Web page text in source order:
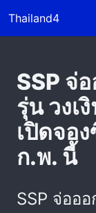
Thailand4
SSP จ่
รุ่น วงเ
เปิดจอ
ก.พ. นี้
SSP จ่ออ